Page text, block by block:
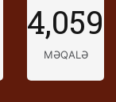
4,059
MƏQALƏ